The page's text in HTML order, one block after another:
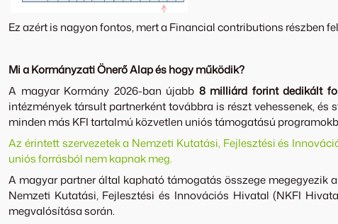
Ez azért is nagyon fontos, mert a Financial contributions részben
Mi a Kormányzati Önerő Alap és hogy működik?
A magyar Kormány 2026-ban újabb 8 milliárd forint dedikált
intézmények társult partnerként továbbra is részt vehessenek,
minden más KFI tartalmú közvetlen uniós támogatású
Az érintett szervezetek a Nemzeti Kutatási, Fejlesztési és
uniós forrásból nem kapnak meg.
A magyar partner által kapható támogatás összege megegyezik
Nemzeti Kutatási, Fejlesztési és Innovációs Hivatal (NKFI
megvalósítása során.